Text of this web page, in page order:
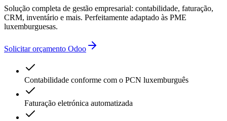
Solução completa de gestão empresarial: contabilidade, faturação,
CRM, inventário e mais. Perfeitamente adaptado às PME
luxemburguesas.
Solicitar orçamento Odoo
Contabilidade conforme com o PCN luxemburguês
Faturação eletrónica automatizada